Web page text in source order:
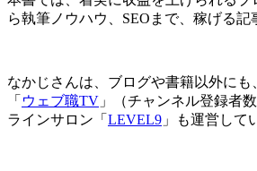
ら執筆ノウハウ、SEOまで、稼げる記
なかじさんは、ブログや書籍以外にも
「 ウェブ職TV 」（チャンネル登録者
ラインサロン「 LEVEL9 」も運営して